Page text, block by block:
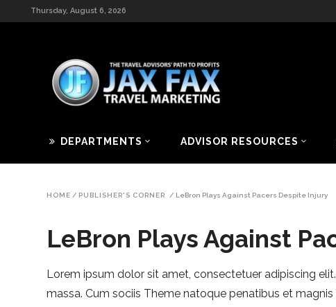
Thursday, August 6, 2026
DEPARTMENTS ADVISOR RESOURCES
HOME / PUBLISHER'S CORNER / LeBron Plays Against Pacers Despite Injury
LeBron Plays Against
Lorem ipsum dolor sit amet, consectetuer adipiscing
massa. Cum sociis Theme natoque penatibus et